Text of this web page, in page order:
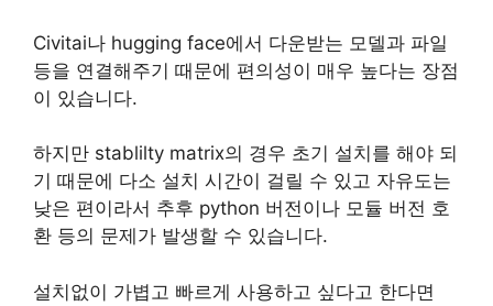
Civitai나 hugging face에서 다운받는 모델과 파일
등을 연결해주기 때문에 편의성이 매우 높다는 장점
이 있습니다.
하지만 stablilty matrix의 경우 초기 설치를 해야 되
기 때문에 다소 설치 시간이 걸릴 수 있고 자유도는
낮은 편이라서 추후 python 버전이나 모듈 버전 호
환 등의 문제가 발생할 수 있습니다.
설치없이 가볍고 빠르게 사용하고 싶다고 한다면